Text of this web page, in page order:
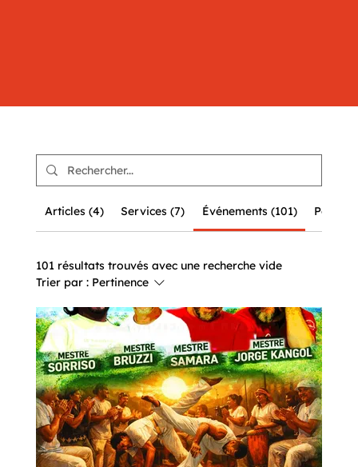
Articles (4) Services (7) Événements (101) Posts
101 résultats trouvés avec une recherche vide
Trier par : Pertinence